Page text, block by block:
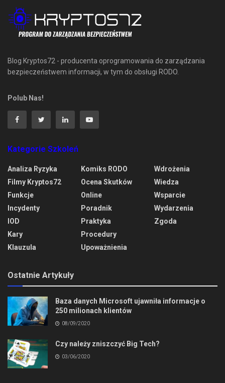
Blog Kryptos72 - producenta oprogramowania do zarządzania
bezpieczeństwem informacji, w tym do obsługi RODO.
Polub Nas!
Kategorie Szkoleń
Analiza Ryzyka
Filmy Kryptos72
Funkcje
Incydenty
IOD
Kary
Klauzula
Komiks RODO
Ocena Skutków
Online
Poradnik
Praktyka
Procedury
Upoważnienia
Wdrożenia
Wiedza
Wsparcie
Wydarzenia
Zgoda
Ostatnie Artykuły
Baza danych Microsoft ujawniła informacje o
250 milionach klientów
08/09/2020
Czy należy zniszczyć Big Tech?
03/06/2020